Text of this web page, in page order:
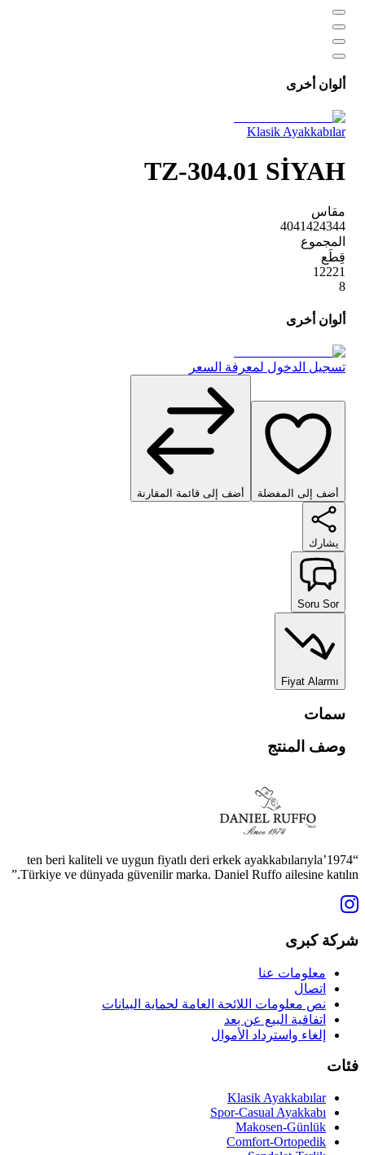
ألوان أخرى
Klasik Ayakkabılar
TZ-304.01 SİYAH
مقاس
4041424344
المجموع
قِطَع
12221
8
ألوان أخرى
تسجيل الدخول لمعرفة السعر
أضف إلى المفضلة أضف إلى قائمة المقارنة
يشارك
Soru Sor
Fiyat Alarmı
سمات
وصف المنتج
“1974’ten beri kaliteli ve uygun fiyatlı deri erkek ayakkabılarıyla
Türkiye ve dünyada güvenilir marka. Daniel Ruffo ailesine katılın.”
شركة كبرى
معلومات عنا
اتصال
نص معلومات اللائحة العامة لحماية البيانات
اتفاقية البيع عن بعد
إلغاء واسترداد الأموال
فئات
Klasik Ayakkabılar
Spor-Casual Ayakkabı
Makosen-Günlük
Comfort-Ortopedik